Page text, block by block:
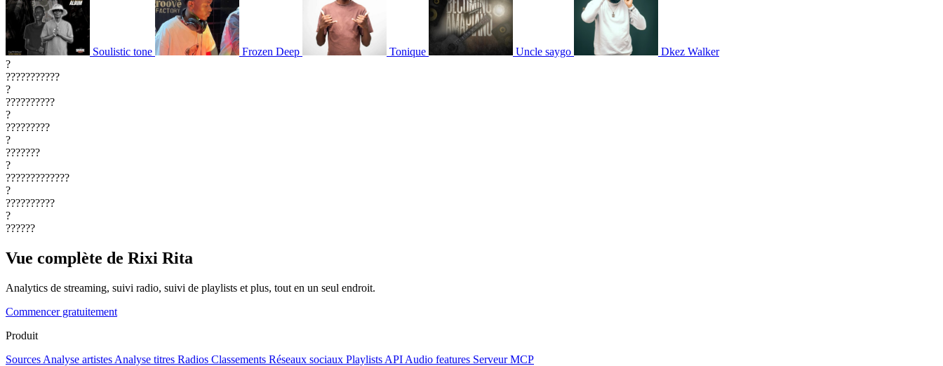
Soulistic tone Frozen Deep Tonique Uncle saygo
Dkez Walker
?
???????????
?
??????????
?
?????????
?
???????
?
?????????????
?
??????????
?
??????
Vue complète de Rixi Rita
Analytics de streaming, suivi radio, suivi de playlists et plus, tout en un seul endroit.
Commencer gratuitement
Produit
Sources Analyse artistes Analyse titres Radios Classements Réseaux sociaux Playlists API Audio features Serveur MCP